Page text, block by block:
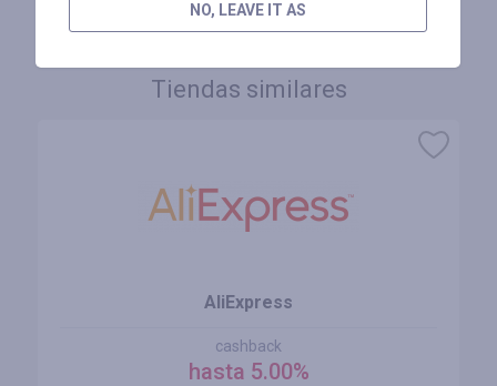
Tiendas similares
AliExpress
cashback
hasta 5.00%
NO, LEAVE IT AS